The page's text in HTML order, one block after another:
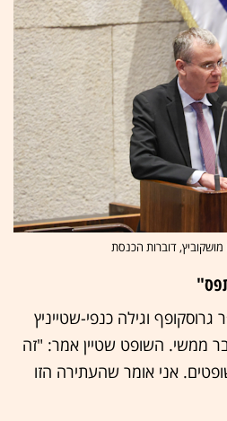
מושקוביץ, דוברות הכנסת
וגילה כנפי-שטייניץ
ממשי. השופט שטיין אמר: "זה
אני אומר שהעתירה הזו